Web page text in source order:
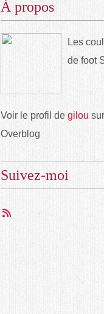
À propos
Les
de foot
Voir le profil de gilou
Overblog
Suivez-moi